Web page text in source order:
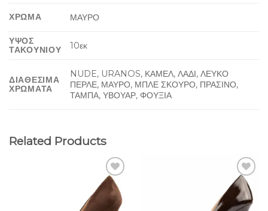
ΧΡΩΜΑ ΜΑΥΡΟ
ΥΨΟΣ
ΤΑΚΟΥΝΙΟΥ
10εκ
ΔΙΑΘΕΣΙΜΑ
ΧΡΩΜΑΤΑ
NUDE, URANOS, ΚΑΜΕΛ, ΛΑΔΙ, ΛΕΥΚΟ
ΠΕΡΛΕ, ΜΑΥΡΟ, ΜΠΛΕ ΣΚΟΥΡΟ, ΠΡΑΣΙΝΟ,
ΤΑΜΠΑ, ΥΒΟΥΑΡ, ΦΟΥΞΙΑ
Related Products
Add to
Wishlist
Add to
Wishlist